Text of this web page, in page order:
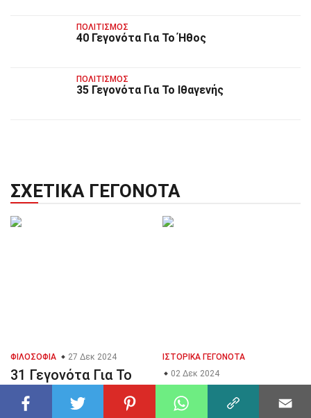
ΠΟΛΙΤΙΣΜΌΣ
40 Γεγονότα Για Το Ήθος
ΠΟΛΙΤΙΣΜΌΣ
35 Γεγονότα Για Το Ιθαγενής
ΣΧΕΤΙΚΆ ΓΕΓΟΝΌΤΑ
ΦΙΛΟΣΟΦΊΑ 27 Δεκ 2024
31 Γεγονότα Για Το
Μονοθεϊσμός
ΙΣΤΟΡΙΚΆ ΓΕΓΟΝΌΤΑ
02 Δεκ 2024
40 Γεγονότα Για Το
Πρώτο Κονγκρέσο